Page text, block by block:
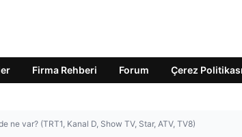
Firma Rehberi Forum Çerez Politikası
ne var? (TRT1, Kanal D, Show TV, Star, ATV, TV8)